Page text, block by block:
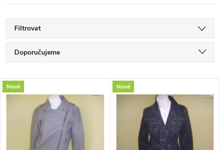
Filtrovat
Ř
a
z
Doporučujeme
Nejdražší
Nejprodávanější
Abecedně
V
Nové Nové